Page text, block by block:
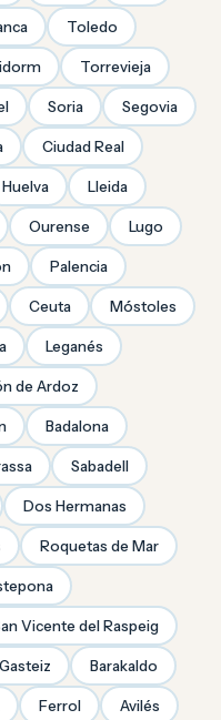
Toledo
Torrevieja
Soria Segovia
Ciudad Real
Huelva Lleida
Ourense Lugo
Palencia
Ceuta Móstoles
Leganés
de Ardoz
Badalona
Sabadell
Dos Hermanas
Roquetas de Mar
Vicente del Raspeig
Barakaldo
Ferrol Avilés